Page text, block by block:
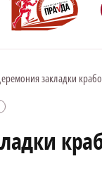
закладки